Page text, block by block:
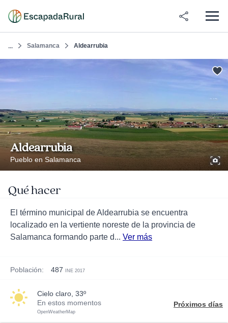
... Salamanca Aldearrubia
Aldearrubia
Pueblo en Salamanca
Qué hacer
El término municipal de Aldearrubia se encuentra
localizado en la vertiente noreste de la provincia de
Salamanca formando parte d... Ver más
Población: 487 INE 2017
cielo claro, 33º
En estos momentos
OpenWeatherMap
Próximos días